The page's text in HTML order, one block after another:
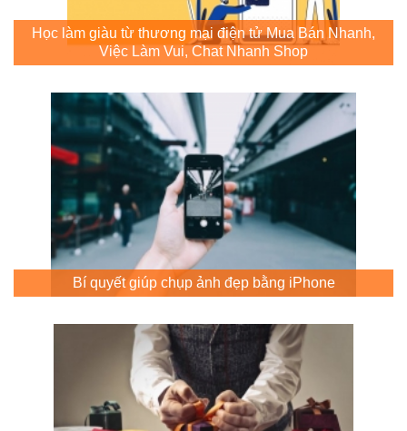
Học làm giàu từ thương mại điện tử Mua Bán Nhanh,
Việc Làm Vui, Chat Nhanh Shop
Bí quyết giúp chụp ảnh đẹp bằng iPhone